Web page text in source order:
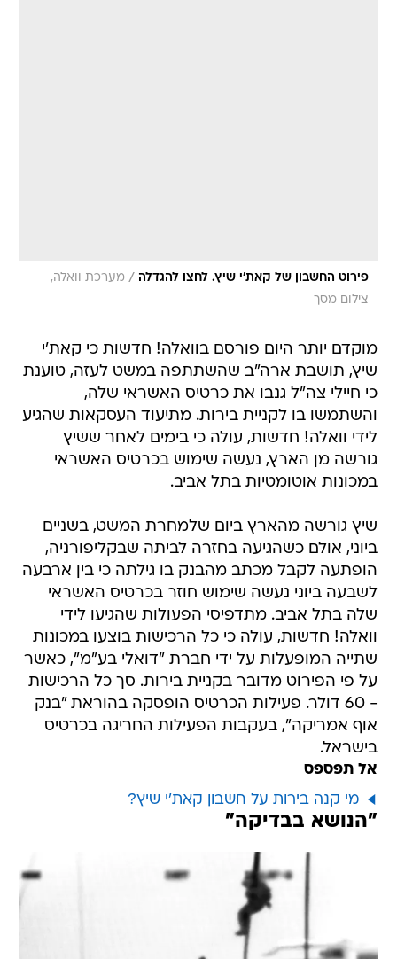
פירוט החשבון של קאת'י שיץ. לחצו להגדלה / מערכת וואלה,
צילום מסך
מוקדם יותר היום פורסם בוואלה! חדשות כי קאת'י
שיץ, תושבת ארה"ב שהשתתפה במשט לעזה, טוענת
כי חיילי צה"ל גנבו את כרטיס האשראי שלה,
והשתמשו בו לקניית בירות. מתיעוד העסקאות שהגיע
לידי וואלה! חדשות, עולה כי בימים לאחר ששיץ
גורשה מן הארץ, נעשה שימוש בכרטיס האשראי
במכונות אוטומטיות בתל אביב.
שיץ גורשה מהארץ ביום שלמחרת המשט, בשניים
ביוני, אולם כשהגיעה בחזרה לביתה שבקליפורניה,
הופתעה לקבל מכתב מהבנק בו גילתה כי בין ארבעה
לשבעה ביוני נעשה שימוש חוזר בכרטיס האשראי
שלה בתל אביב. מתדפיסי הפעולות שהגיעו לידי
וואלה! חדשות, עולה כי כל הרכישות בוצעו במכונות
שתייה המופעלות על ידי חברת "דואלי בע"מ", כאשר
על פי הפירוט מדובר בקניית בירות. סך כל הרכישות
- 60 דולר. פעילות הכרטיס הופסקה בהוראת "בנק
אוף אמריקה", בעקבות הפעילות החריגה בכרטיס
בישראל.
אל תפספס
מי קנה בירות על חשבון קאת'י שיץ?
"הנושא בבדיקה"